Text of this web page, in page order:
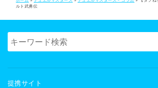
ルト武勇伝
提携サイト